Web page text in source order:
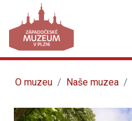
O muzeu Naše muzea